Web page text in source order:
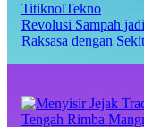
TitiknolTekno
Revolusi Sampah
Raksasa dengan